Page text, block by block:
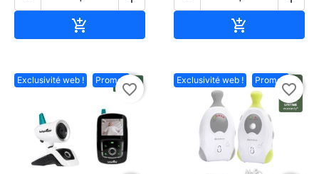
 
Exclusivité web ! Promo !
favorite_border
Exclusivité web ! Promo !
favorite_border